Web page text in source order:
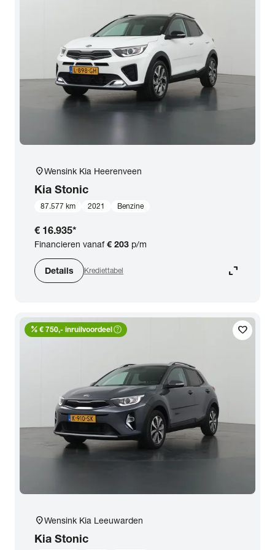
location_onWensink Kia Heerenveen
Kia Stonic
87.577 km 2021 Benzine
€ 16.935*
Financieren vanaf€ 203 p/m
Details Krediettabel expand_content
favorite
percent € 750,- inruilvoordeelhelp_outline
location_onWensink Kia Leeuwarden
Kia Stonic